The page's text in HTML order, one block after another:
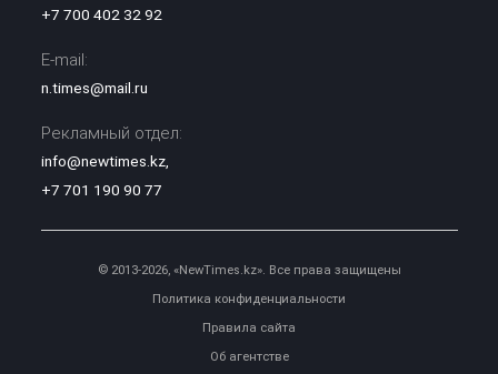
+7 700 402 32 92
E-mail:
n.times@mail.ru
Рекламный отдел:
info@newtimes.kz,
+7 701 190 90 77
© 2013-2026, «NewTimes.kz». Все права защищены
Политика конфиденциальности
Правила сайта
Об агентстве